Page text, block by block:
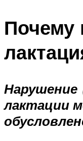
Почему
Нарушение
лактации